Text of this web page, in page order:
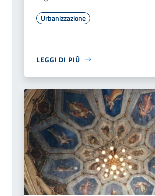
Urbanizzazione
LEGGI DI PIÙ